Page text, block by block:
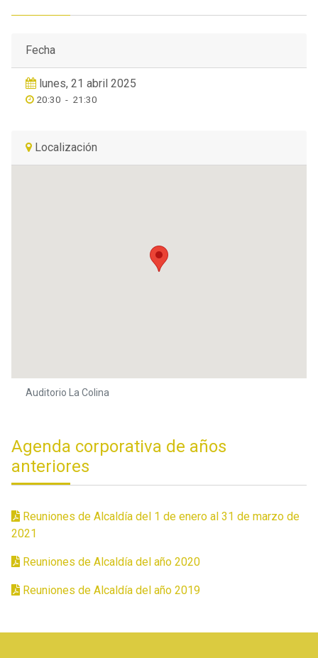
Fecha
lunes, 21 abril 2025
20:30 - 21:30
Localización
Auditorio La Colina
Agenda corporativa de años
anteriores
Reuniones de Alcaldía del 1 de enero al 31 de marzo de
2021
Reuniones de Alcaldía del año 2020
Reuniones de Alcaldía del año 2019